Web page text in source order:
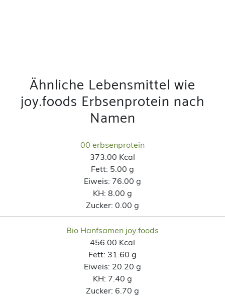
Ähnliche Lebensmittel wie
joy.foods Erbsenprotein nach
Namen
00 erbsenprotein
373.00 Kcal
Fett: 5.00 g
Eiweis: 76.00 g
KH: 8.00 g
Zucker: 0.00 g
Bio Hanfsamen joy.foods
456.00 Kcal
Fett: 31.60 g
Eiweis: 20.20 g
KH: 7.40 g
Zucker: 6.70 g